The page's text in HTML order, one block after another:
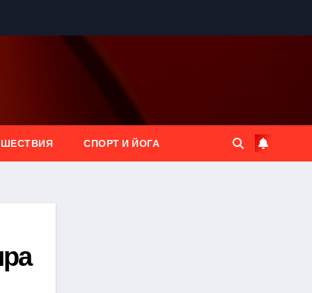
СПОРТ И ЙОГА